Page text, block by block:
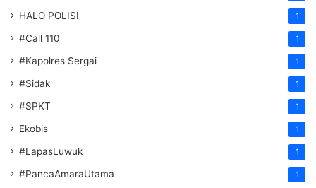
HALO POLISI 1
#Call 110 1
#Kapolres Sergai 1
#Sidak 1
#SPKT 1
Ekobis 1
#LapasLuwuk 1
#PancaAmaraUtama 1